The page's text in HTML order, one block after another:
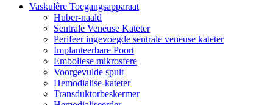
Vaskulêre Toegangsapparaat
Huber-naald
Sentrale Veneuse Kateter
Perifeer ingevoegde sentrale veneuse kateter
Implanteerbare Poort
Emboliese mikrosfere
Voorgevulde spuit
Hemodialise-kateter
Transduktorbeskermer